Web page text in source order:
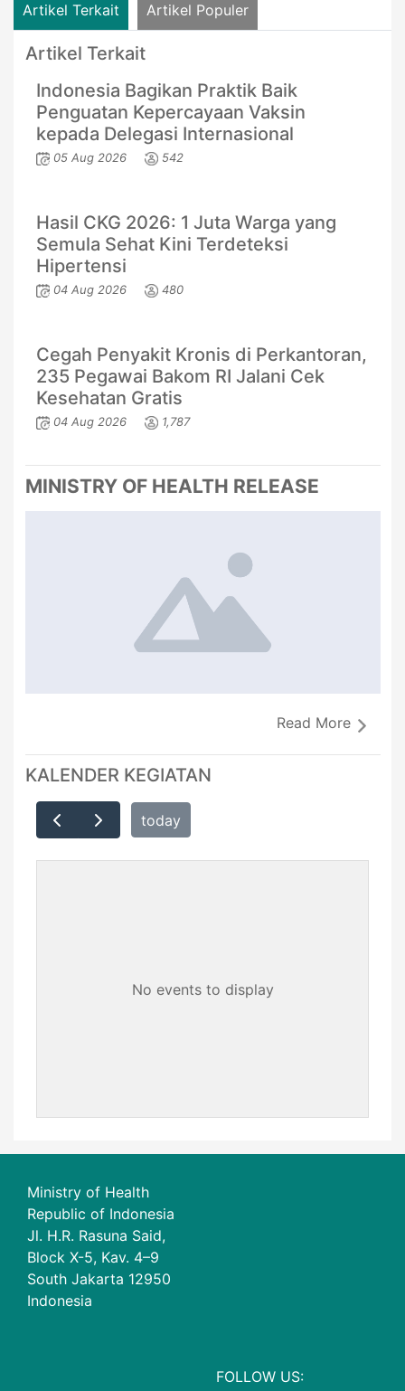
Artikel Terkait Artikel Populer
Artikel Terkait
Indonesia Bagikan Praktik Baik
Penguatan Kepercayaan Vaksin
kepada Delegasi Internasional
05 Aug 2026 542
Hasil CKG 2026: 1 Juta Warga yang
Semula Sehat Kini Terdeteksi
Hipertensi
04 Aug 2026 480
Cegah Penyakit Kronis di Perkantoran,
235 Pegawai Bakom RI Jalani Cek
Kesehatan Gratis
04 Aug 2026 1,787
MINISTRY OF HEALTH RELEASE
Read More
KALENDER KEGIATAN
today
No events to display
Ministry of Health
Republic of Indonesia
Jl. H.R. Rasuna Said,
Block X-5, Kav. 4–9
South Jakarta 12950
Indonesia
FOLLOW US: